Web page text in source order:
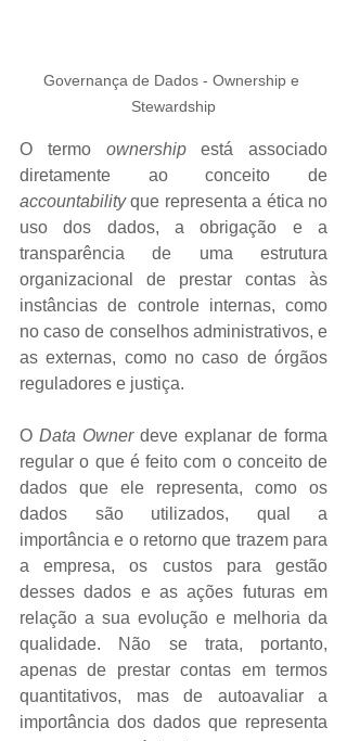
Governança de Dados - Ownership e
Stewardship
O termo ownership está associado
accountability que representa a ética no
uso dos dados, a obrigação e a
transparência de uma estrutura
organizacional de prestar contas às
instâncias de controle internas, como
no caso de conselhos administrativos, e
as externas, como no caso de órgãos
reguladores e justiça.
O Data Owner deve explanar de forma
regular o que é feito com o conceito de
dados que ele representa, como os
dados são utilizados, qual a
importância e o retorno que trazem para
a empresa, os custos para gestão
desses dados e as ações futuras em
relação a sua evolução e melhoria da
qualidade. Não se trata, portanto,
apenas de prestar contas em termos
quantitativos, mas de autoavaliar a
importância dos dados que representa